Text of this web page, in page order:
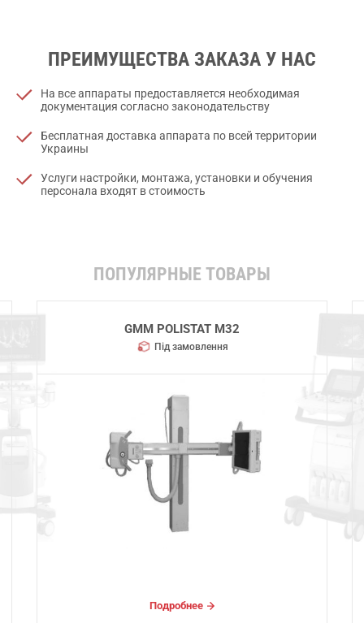
ПРЕИМУЩЕСТВА ЗАКАЗА У НАС
На все аппараты предоставляется необходимая
документация согласно законодательству
Бесплатная доставка аппарата по всей территории
Украины
Услуги настройки, монтажа, установки и обучения
персонала входят в стоимость
ПОПУЛЯРНЫЕ ТОВАРЫ
ECORAY ECOVIEW 9
Під замовлення
Подробнее